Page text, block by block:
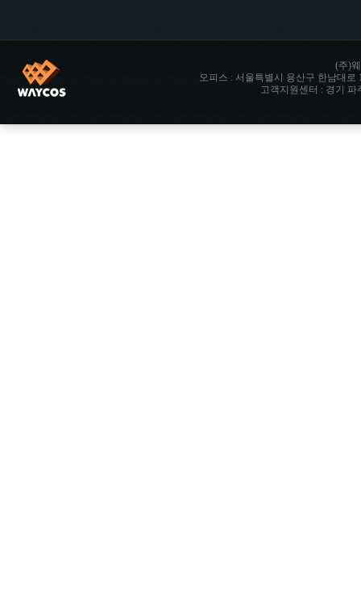
(주)
오피스 : 서울특별시 용산구 한남대로
고객지원센터 : 경기 파